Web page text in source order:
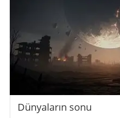
Dünyaların sonu